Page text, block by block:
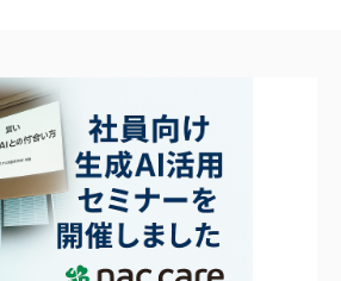
& Products